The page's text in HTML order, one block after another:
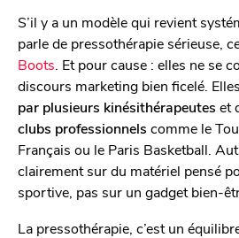
S’il y a un modèle qui revient
parle de pressothérapie sérieuse,
Boots. Et pour cause : elles ne se
discours marketing bien ficelé.
par plusieurs kinésithérapeutes et
clubs professionnels comme le
Français ou le Paris Basketball.
clairement sur du matériel pensé
sportive, pas sur un gadget bien-
La pressothérapie, c’est un